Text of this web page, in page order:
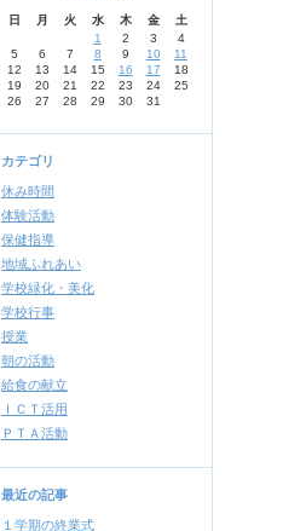
日 月 火 水 木 金
土
1
2 3
4
5
6 7 8 9 10
11
12
13 14 15 16 17
18
19
20 21 22 23 24
25
26
27 28 29 30 31
カテゴリ
休み時間
体験活動
保健指導
地域ふれあい
学校緑化・美化
学校行事
授業
朝の活動
給食の献立
ＩＣＴ活用
ＰＴＡ活動
最近の記事
１学期の終業式